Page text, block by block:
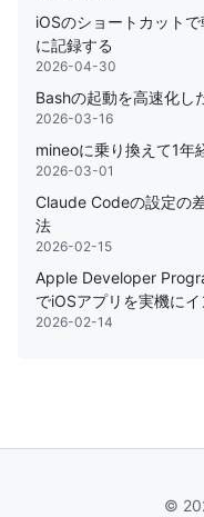
iOSのショートカット
に記録する
2026-04-30
Bashの起動を高速化し
2026-03-16
mineoに乗り換えて1年
2026-03-01
Claude Codeの設定の
法
2026-02-15
Apple Developer
でiOSアプリを実機に
2026-02-14
©